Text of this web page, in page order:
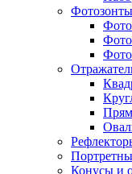
Фотозонты
Конусы и